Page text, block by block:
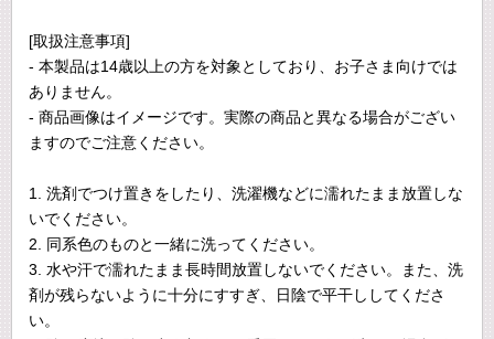
[取扱注意事項]
- 本製品は14歳以上の方を対象としており、お子さま向けでは
ありません。
- 商品画像はイメージです。実際の商品と異なる場合がござい
ますのでご注意ください。
1. 洗剤でつけ置きをしたり、洗濯機などに濡れたまま放置しな
いでください。
2. 同系色のものと一緒に洗ってください。
3. 水や汗で濡れたまま長時間放置しないでください。また、洗
剤が残らないように十分にすすぎ、日陰で平干ししてくださ
い。